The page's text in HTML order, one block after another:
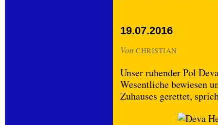
19.07.2016
Von CHRISTIAN
Unser ruhender Pol
Wesentliche bewiesen
Zuhauses gerettet,